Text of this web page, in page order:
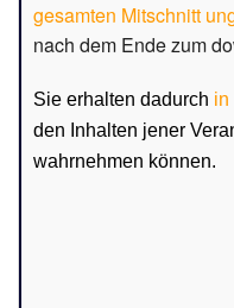
gesamten Mitschnitt
nach dem Ende zum
Sie erhalten dadurch in
den Inhalten jener
wahrnehmen können.